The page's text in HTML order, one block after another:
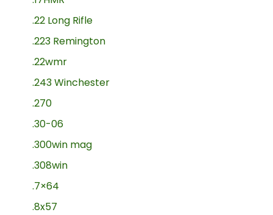
.22 Long Rifle
.223 Remington
.22wmr
.243 Winchester
.270
.30-06
.300win mag
.308win
.7×64
.8x57